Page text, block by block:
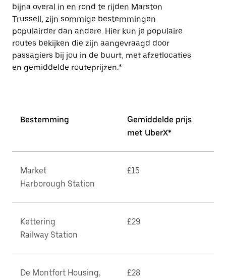
bijna overal in en rond te rijden Marston
Trussell, zijn sommige bestemmingen
populairder dan andere. Hier kun je populaire
routes bekijken die zijn aangevraagd door
passagiers bij jou in de buurt, met afzetlocaties
en gemiddelde routeprijzen.*
Bestemming
Gemiddelde prijs
met UberX*
Market
Harborough Station
£15
Kettering
Railway Station
£29
De Montfort Housing,
£28